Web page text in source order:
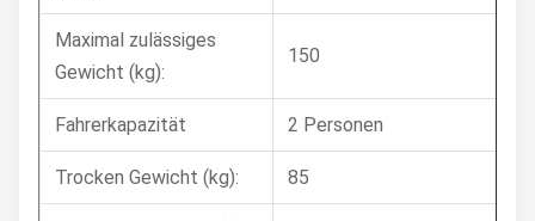
Maximal zulässiges
Gewicht (kg):
150
Fahrerkapazität 2 Personen
Trocken Gewicht (kg): 85